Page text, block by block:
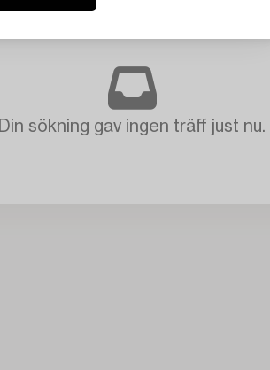
Din sökning gav ingen träff just nu.